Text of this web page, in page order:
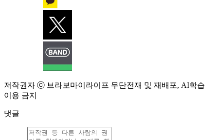
저작권자 ⓒ 브라보마이라이프 무단전재 및 재배포, AI학습
이용 금지
댓글